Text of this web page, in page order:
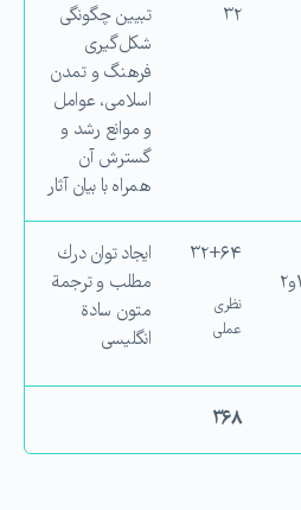
۳۲
تبیین چگونگی
شکل‌گیری
فرهنگ و تمدن
اسلامی، عوامل
و موانع رشد و
گسترش آن
همراه با بیان آثار
۳۲+۶۴
نظری
عملی
ایجاد توان درك
مطلب و ترجمة
متون سادة
انگلیسی
۳۶۸